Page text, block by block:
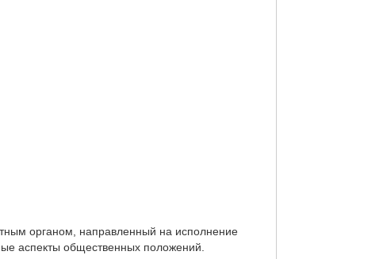
органом, направленный на исполнение
аспекты общественных положений.